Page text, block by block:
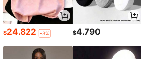
$24.822 -3% $4.790